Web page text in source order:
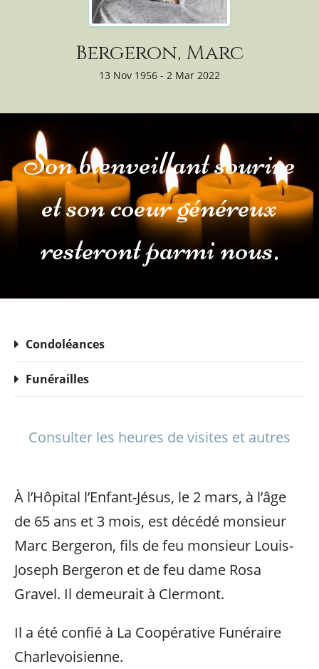
Bergeron, Marc
13 Nov 1956 - 2 Mar 2022
Son bienveillant sourire
et son coeur généreux
resteront parmi nous.
Condoléances
Funérailles
Consulter les heures de visites et autres
À l’Hôpital l’Enfant-Jésus, le 2 mars, à l’âge
de 65 ans et 3 mois, est décédé monsieur
Marc Bergeron, fils de feu monsieur Louis-
Joseph Bergeron et de feu dame Rosa
Gravel. Il demeurait à Clermont.
Il a été confié à La Coopérative Funéraire
Charlevoisienne.